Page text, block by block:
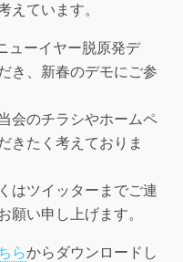
えています。
ューイヤー脱原発デ
き、新春のデモにご参
会のチラシやホームペ
きたく考えておりま
はツイッターまでご連
願い申し上げます。
らからダウンロードし